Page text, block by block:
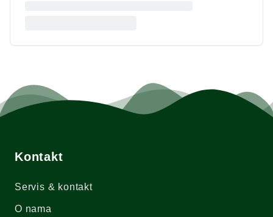
Kontakt
Servis & kontakt
O nama